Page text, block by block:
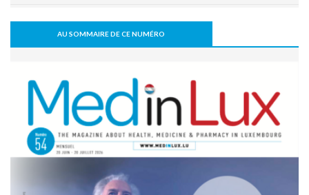
Le Luxembourg se prépare à l'entrée en vigueur de l'Espace
européen des données de santé (EEDS).
08 juillet 2026 - 11:18
L’arthrodèse sacro-iliaque augmenterait à long terme le
risque de PTH
07 juillet 2026 - 09:47
Activité physique: bénéfice pour l’os, mais pas
nécessairement pour le disque intervertébral
07 juillet 2026 - 09:39
Comment une alimentation trop riche réduit la cognition
AU SOMMAIRE DE CE NUMÉRO